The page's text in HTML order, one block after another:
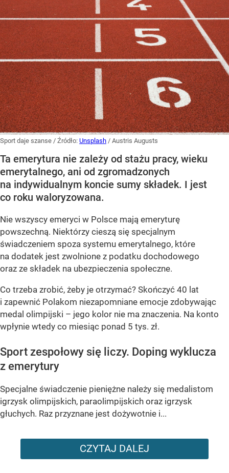
Sport daje szanse / Źródło: Unsplash / Austris Augusts
Ta emerytura nie zależy od stażu pracy, wieku
emerytalnego, ani od zgromadzonych
na indywidualnym koncie sumy składek. I jest
co roku waloryzowana.
Nie wszyscy emeryci w Polsce mają emeryturę
powszechną. Niektórzy cieszą się specjalnym
świadczeniem spoza systemu emerytalnego, które
na dodatek jest zwolnione z podatku dochodowego
oraz ze składek na ubezpieczenia społeczne.
Co trzeba zrobić, żeby je otrzymać? Skończyć 40 lat
i zapewnić Polakom niezapomniane emocje zdobywając
medal olimpijski – jego kolor nie ma znaczenia. Na konto
wpłynie wtedy co miesiąc ponad 5 tys. zł.
Sport zespołowy się liczy. Doping wyklucza
z emerytury
Specjalne świadczenie pieniężne należy się medalistom
igrzysk olimpijskich, paraolimpijskich oraz igrzysk
głuchych. Raz przyznane jest dożywotnie i...
CZYTAJ DALEJ